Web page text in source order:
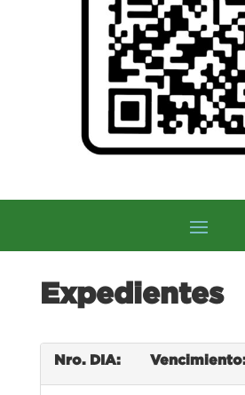
Expedientes
Nro. DIA: